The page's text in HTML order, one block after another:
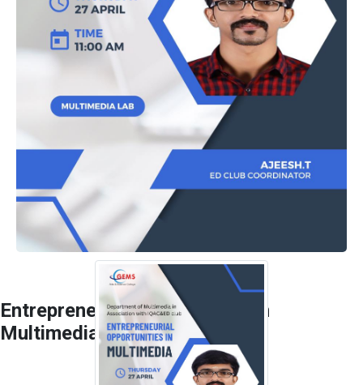
Entrepreneurial Oportunities In
Multimedia